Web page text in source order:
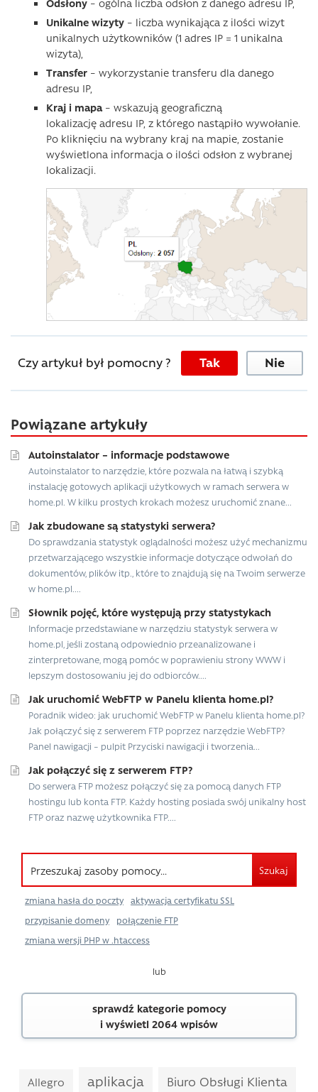
Odsłony – ogólna liczba odsłon z danego adresu IP,
Unikalne wizyty – liczba wynikająca z ilości wizyt
unikalnych użytkowników (1 adres IP = 1 unikalna
wizyta),
Transfer – wykorzystanie transferu dla danego
adresu IP,
Kraj i mapa– wskazują geograficzną
lokalizację adresu IP, z którego nastąpiło wywołanie.
Po kliknięciu na wybrany kraj na mapie, zostanie
wyświetlona informacja o ilości odsłon z wybranej
lokalizacji.
Czy artykuł był pomocny ? Tak Nie
Powiązane artykuły
Autoinstalator – informacje podstawowe
Autoinstalator to narzędzie, które pozwala na łatwą i szybką
instalację gotowych aplikacji użytkowych w ramach serwera w
home.pl. W kilku prostych krokach możesz uruchomić znane...
Jak zbudowane są statystyki serwera?
Do sprawdzania statystyk oglądalności możesz użyć mechanizmu
przetwarzającego wszystkie informacje dotyczące odwołań do
dokumentów, plików itp., które to znajdują się na Twoim serwerze
w home.pl....
Słownik pojęć, które występują przy statystykach
Informacje przedstawiane w narzędziu statystyk serwera w
home.pl, jeśli zostaną odpowiednio przeanalizowane i
zinterpretowane, mogą pomóc w poprawieniu strony WWW i
lepszym dostosowaniu jej do odbiorców....
Jak uruchomić WebFTP w Panelu klienta home.pl?
Poradnik wideo: jak uruchomić WebFTP w Panelu klienta home.pl?
Jak połączyć się z serwerem FTP poprzez narzędzie WebFTP?
Panel nawigacji – pulpit Przyciski nawigacji i tworzenia...
Jak połączyć się z serwerem FTP?
Do serwera FTP możesz połączyć się za pomocą danych FTP
hostingu lub konta FTP. Każdy hosting posiada swój unikalny host
FTP oraz nazwę użytkownika FTP....
Szukaj
zmiana hasła do poczty
aktywacja certyfikatu SSL
przypisanie domeny
połączenie FTP
zmiana wersji PHP w .htaccess
lub
sprawdź kategorie pomocy
i wyświetl 2064 wpisów
Allegro aplikacja Biuro Obsługi Klienta